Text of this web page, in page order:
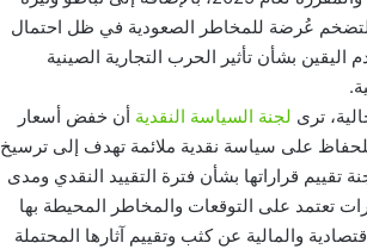
التضخم عُرضة للمخاطر الصعودية في ظل احتمال
اليقين بشأن تأثير الحرب التجارية الصينية
ترى لجنة السياسة النقدية أن خفض أسعار
نقطة أساس يعد مناسبا للحفاظ على سياسة نقدية ملائمة تهدف إلى ترسيخ
قراراتها بشأن فترة التقييد النقدي ومدى
تعتمد على التوقعات والمخاطر المحيطة بها
والمالية عن كثب وتقييم آثارها المحتملة